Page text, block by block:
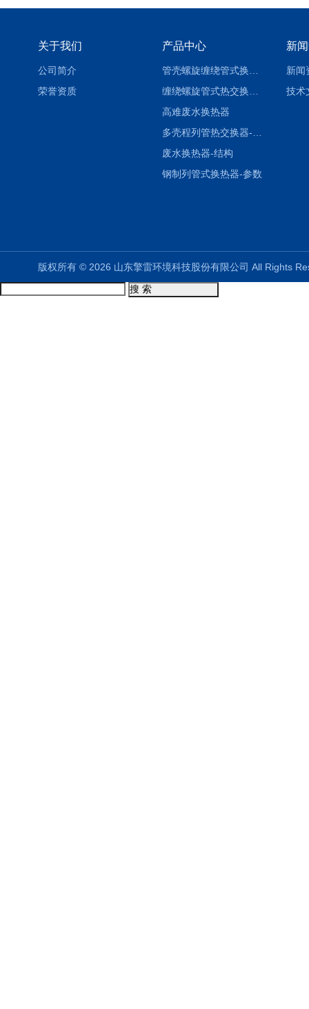
关于我们
公司简介
荣誉资质
产品中心
高难废水换热器
废水换热器-结构
钢制列管式换热器-参数
新
新闻
技术
版权所有 © 2026 山东擎雷环境科技股份有限公司 All